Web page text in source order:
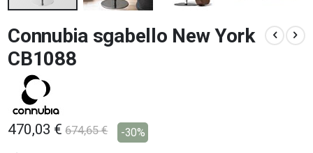
all'inizio
della
galleria
immagini
Connubia sgabello New York
CB1088
470,03 € 674,65 € -30%